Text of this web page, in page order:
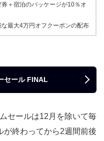
券＋宿泊のパッケージが10％オ
な最大4万円オフクーポンの配布
セール FINAL
セールは12月を除いて毎
が終わってから2週間前後